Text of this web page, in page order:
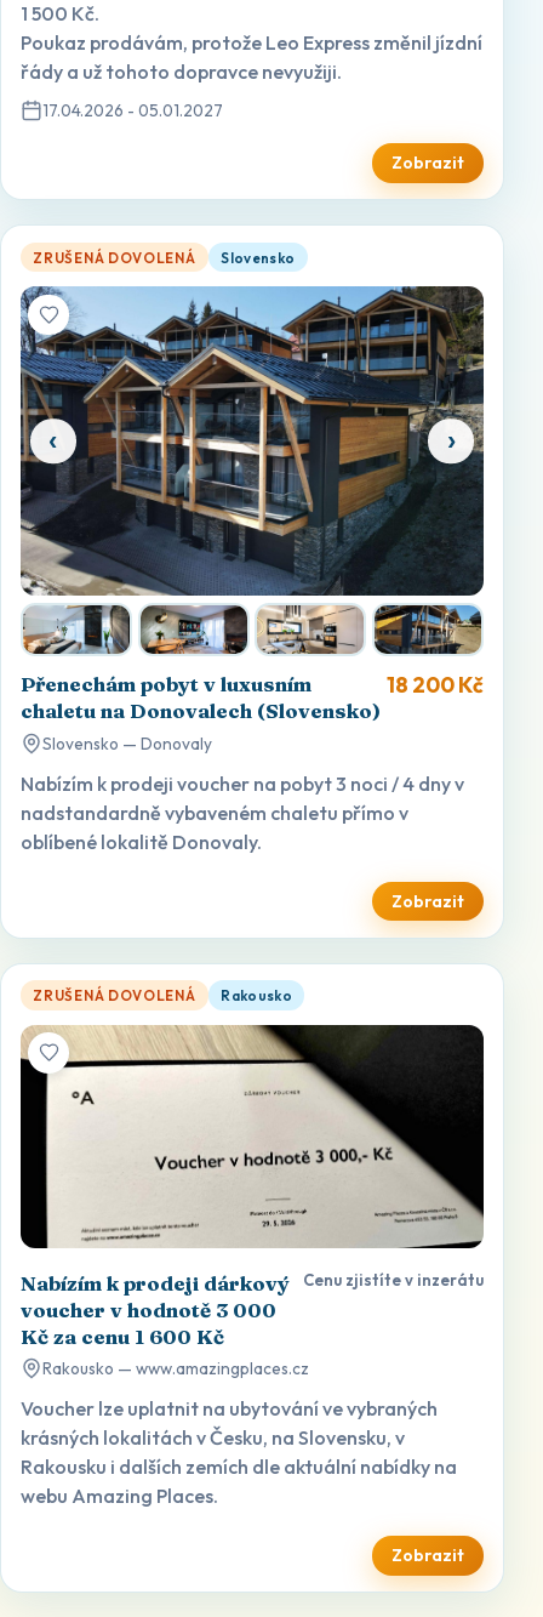
1 500 Kč.
Poukaz prodávám, protože Leo Express změnil jízdní
řády a už tohoto dopravce nevyužiji.
17.04.2026 - 05.01.2027
Zobrazit
Přenechám pobyt v luxusním chaletu na Donovalech
ZRUŠENÁ DOVOLENÁ Slovensko
‹ ›
Přenechám pobyt v luxusním
chaletu na Donovalech (Slovensko)
18 200 Kč
Slovensko — Donovaly
Nabízím k prodeji voucher na pobyt 3 noci / 4 dny v
nadstandardně vybaveném chaletu přímo v
oblíbené lokalitě Donovaly.
Zobrazit
Nabízím k prodeji dárkový voucher v hodnotě 3 000 Kč za
ZRUŠENÁ DOVOLENÁ Rakousko
Nabízím k prodeji dárkový
voucher v hodnotě 3 000
Kč za cenu 1 600 Kč
Cenu zjistíte v inzerátu
Rakousko — www.amazingplaces.cz
Voucher lze uplatnit na ubytování ve vybraných
krásných lokalitách v Česku, na Slovensku, v
Rakousku i dalších zemích dle aktuální nabídky na
webu Amazing Places.
Zobrazit